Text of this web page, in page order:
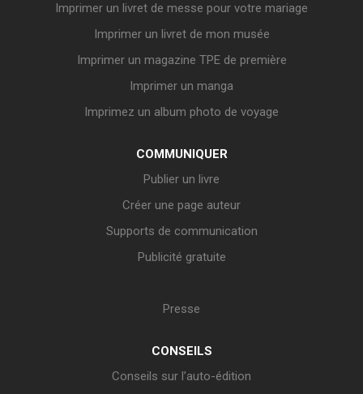
Imprimer un livret de messe pour votre mariage
Imprimer un livret de mon musée
Imprimer un magazine TPE de première
Imprimer un manga
Imprimez un album photo de voyage
COMMUNIQUER
Publier un livre
Créer une page auteur
Supports de communication
Publicité gratuite
Presse
CONSEILS
Conseils sur l’auto-édition